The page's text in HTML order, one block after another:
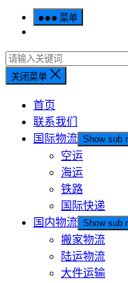
菜单
关闭菜单
首页
联系我们
国际物流 Show sub
空运
海运
铁路
国际快递
国内物流 Show sub
搬家物流
陆运物流
大件运输